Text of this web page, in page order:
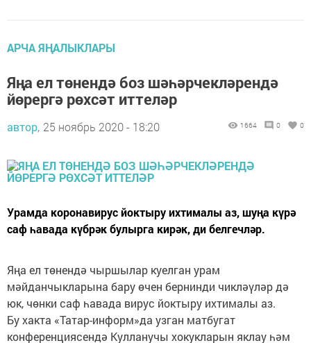
АРЧА ЯҢАЛЫКЛАРЫ
Яңа ел төнендә боз шәһәрчекләрендә
йөрергә рөхсәт иттеләр
автор, 25 ноябрь 2020 - 18:20 1664 0 0
Урамда коронавирус йоктыру ихтималы аз, шуңа күрә
саф һавада күбрәк булырга кирәк, ди белгечләр.
Яңа ел төнендә чыршылар куелган урам
мәйданчыкларына бару өчен бернинди чикләүләр дә
юк, чөнки саф һавада вирус йоктыру ихтималы аз.
Бу хакта «Татар-информ»да узган матбугат
конференциясендә Кулланучы хокукларын яклау һәм